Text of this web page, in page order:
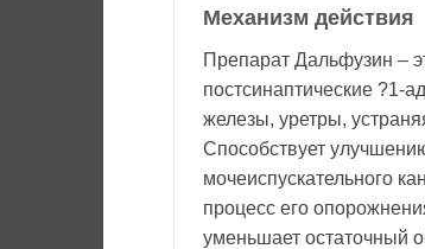
Механизм действия
Препарат Дальфузин –
постсинаптические ?1-
железы, уретры,
Способствует
мочеиспускательного
процесс его
уменьшает остаточный